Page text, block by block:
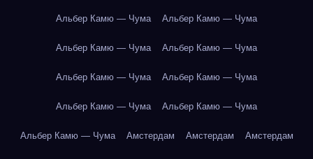
Альбер Камю — Чума Альбер Камю — Чума
Альбер Камю — Чума Альбер Камю — Чума
Альбер Камю — Чума Альбер Камю — Чума
Альбер Камю — Чума Альбер Камю — Чума
Альбер Камю — Чума Амстердам Амстердам Амстердам